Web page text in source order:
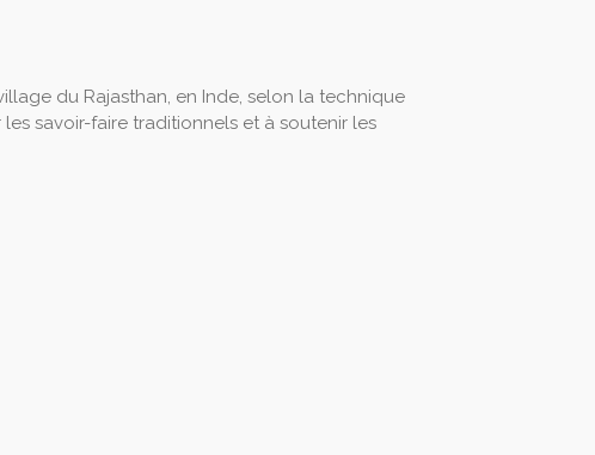
du Rajasthan, en Inde, selon la technique
savoir-faire traditionnels et à soutenir les